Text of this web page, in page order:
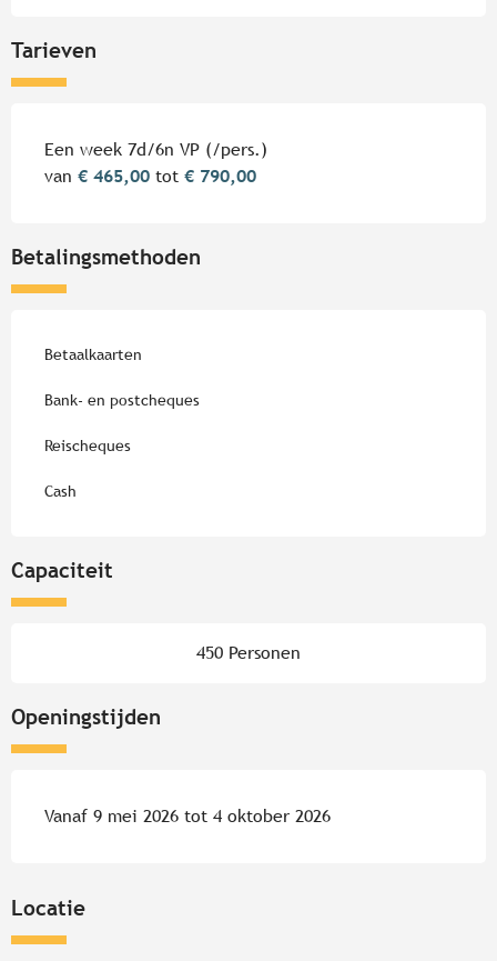
Tarieven
Tarieven 2026
Een week 7d/6n VP (/pers.)
van € 465,00 tot € 790,00
Betalingsmethoden
Betaalkaarten
Bank- en postcheques
Reischeques
Cash
Capaciteit
450 Personen
Openingstijden
Vanaf 9 mei 2026 tot 4 oktober 2026
Locatie